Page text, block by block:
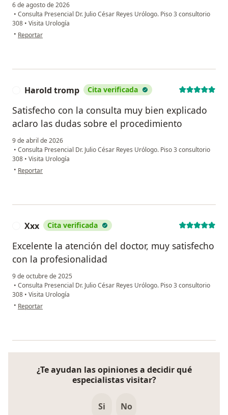
6 de agosto de 2026
• Consulta Presencial Dr. Julio César Reyes Urólogo. Piso 3 consultorio
308 • Visita Urología
• en opinión del usuario Jose Cardona
Reportar
Harold tromp Cita verificada
Satisfecho con la consulta muy bien explicado
aclaro las dudas sobre el procedimiento
9 de abril de 2026
• Consulta Presencial Dr. Julio César Reyes Urólogo. Piso 3 consultorio
308 • Visita Urología
• en opinión del usuario Harold tromp
Reportar
Xxx Cita verificada
Excelente la atención del doctor, muy satisfecho
con la profesionalidad
9 de octubre de 2025
• Consulta Presencial Dr. Julio César Reyes Urólogo. Piso 3 consultorio
308 • Visita Urología
• en opinión del usuario Xxx
Reportar
¿Te ayudan las opiniones a decidir qué
especialistas visitar?
Si No